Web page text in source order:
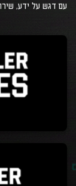
עם דגש על ידע,